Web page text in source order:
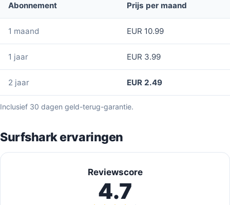
Abonnement Prijs per maand
1 maand EUR 10.99
1 jaar EUR 3.99
2 jaar EUR 2.49
Inclusief 30 dagen geld-terug-garantie.
Surfshark ervaringen
Reviewscore
4.7